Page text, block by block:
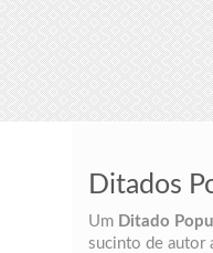
Ditados
Um Ditado
sucinto de autor